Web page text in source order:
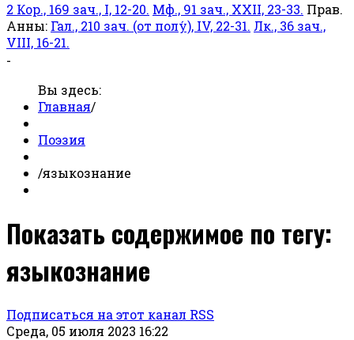
2 Кор., 169 зач., I, 12-20. Мф., 91 зач., XXII, 23-33. Прав.
Анны: Гал., 210 зач. (от полу́), IV, 22-31. Лк., 36 зач.,
VIII, 16-21.
-
Вы здесь:
Главная/
Поэзия
/языкознание
Показать содержимое по тегу:
языкознание
Подписаться на этот канал RSS
Среда, 05 июля 2023 16:22